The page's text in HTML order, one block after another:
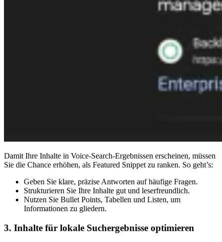
Damit Ihre Inhalte in Voice-Search-Ergebnissen erscheinen, müssen
Sie die Chance erhöhen, als Featured Snippet zu ranken. So geht’s:
Geben Sie klare, präzise Antworten auf häufige Fragen.
Strukturieren Sie Ihre Inhalte gut und leserfreundlich.
Nutzen Sie Bullet Points, Tabellen und Listen, um
Informationen zu gliedern.
3. Inhalte für lokale Suchergebnisse optimieren